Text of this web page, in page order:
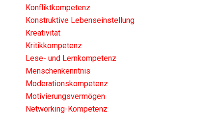
Konfliktkompetenz
Konstruktive Lebenseinstellung
Kreativität
Kritikkompetenz
Lese- und Lernkompetenz
Menschenkenntnis
Moderationskompetenz
Motivierungsvermögen
Networking-Kompetenz